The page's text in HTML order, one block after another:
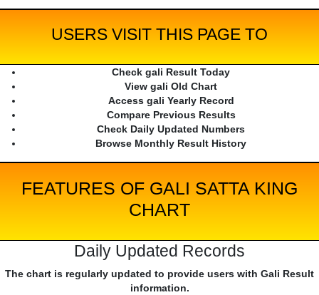
USERS VISIT THIS PAGE TO
Check gali Result Today
View gali Old Chart
Access gali Yearly Record
Compare Previous Results
Check Daily Updated Numbers
Browse Monthly Result History
FEATURES OF GALI SATTA KING
CHART
Daily Updated Records
The chart is regularly updated to provide users with Gali Result
information.